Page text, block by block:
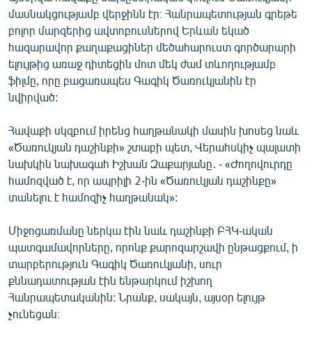
մասնակցությամբ վերջինն էր։ Հանրապետության գրեթե
բոլոր մարզերից ավտոբուսներով Երևան եկած
հազարավոր քաղաքացիներ մեծահարուստ գործարարի
ելույթից առաջ դիտեցին մոտ մեկ ժամ տևողությամբ
ֆիլմը, որը բացառապես Գագիկ Ծառուկյանին էր
նվիրված:
Հավաքի սկզբում իրենց հաղթանակի մասին խոսեց նաև
«Ծառուկյան դաշինքի» շտաբի պետ, Վերահսկիչ պալատի
նախկին նախագահ Իշխան Զաքարյանը․ - «Ժողովուրդը
համոզված է, որ ապրիլի 2-ին «Ծառուկյան դաշինքը»
տանելու է համոզիչ հաղթանակ»:
Միջոցառմանը ներկա էին նաև դաշինքի ԲՀԿ-ական
պատգամավորները, որոնք քարոզարշավի ընթացքում, ի
տարբերություն Գագիկ Ծառուկյանի, սուր
քննադատության էին ենթարկում իշխող
Հանրապետականին: Նրանք, սակայն, այսօր ելույթ
չունեցան։